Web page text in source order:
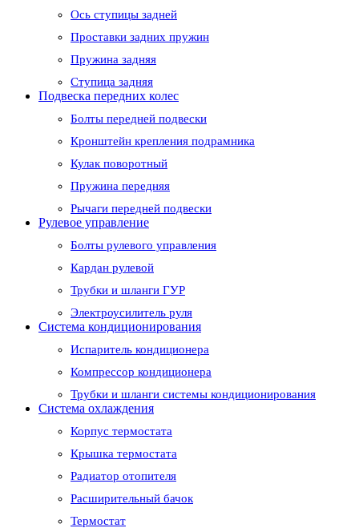
Ось ступицы задней
Проставки задних пружин
Пружина задняя
Ступица задняя
Подвеска передних колес
Болты передней подвески
Кронштейн крепления подрамника
Кулак поворотный
Пружина передняя
Рычаги передней подвески
Рулевое управление
Болты рулевого управления
Кардан рулевой
Трубки и шланги ГУР
Электроусилитель руля
Система кондиционирования
Испаритель кондиционера
Компрессор кондиционера
Трубки и шланги системы кондиционирования
Система охлаждения
Корпус термостата
Крышка термостата
Радиатор отопителя
Расширительный бачок
Термостат